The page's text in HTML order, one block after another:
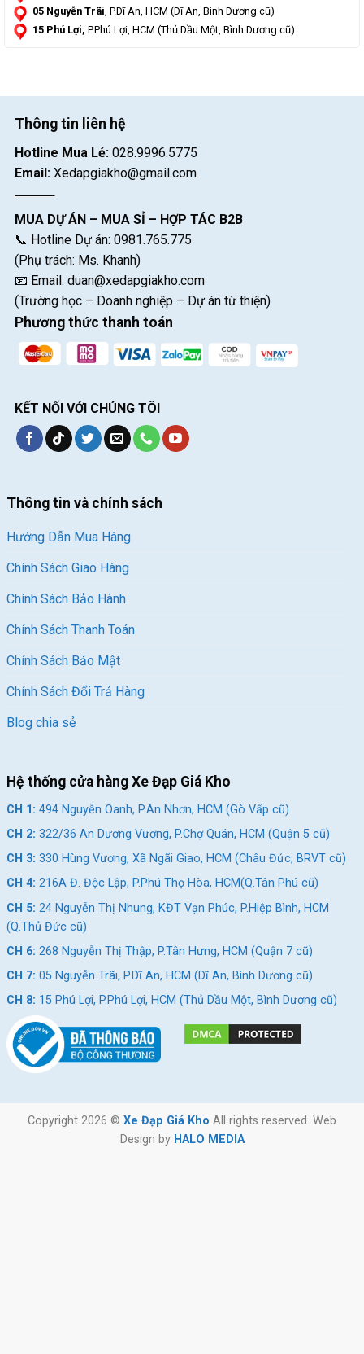
05 Nguyễn Trãi, P.Dĩ An, HCM (Dĩ An, Bình Dương cũ)
15 Phú Lợi, P.Phú Lợi, HCM (Thủ Dầu Một, Bình Dương cũ)
Thông tin liên hệ
Hotline Mua Lẻ: 028.9996.5775
Email: Xedapgiakho@gmail.com
MUA DỰ ÁN – MUA SỈ – HỢP TÁC B2B
📞 Hotline Dự án: 0981.765.775
(Phụ trách: Ms. Khanh)
📧 Email: duan@xedapgiakho.com
(Trường học – Doanh nghiệp – Dự án từ thiện)
Phương thức thanh toán
KẾT NỐI VỚI CHÚNG TÔI
Thông tin và chính sách
Hướng Dẫn Mua Hàng
Chính Sách Giao Hàng
Chính Sách Bảo Hành
Chính Sách Thanh Toán
Chính Sách Bảo Mật
Chính Sách Đổi Trả Hàng
Blog chia sẻ
Hệ thống cửa hàng Xe Đạp Giá Kho
CH 1: 494 Nguyễn Oanh, P.An Nhơn, HCM (Gò Vấp cũ)
CH 2: 322/36 An Dương Vương, P.Chợ Quán, HCM (Quận 5 cũ)
CH 3: 330 Hùng Vương, Xã Ngãi Giao, HCM (Châu Đức, BRVT cũ)
CH 4: 216A Đ. Độc Lập, P.Phú Thọ Hòa, HCM(Q.Tân Phú cũ)
CH 5: 24 Nguyễn Thị Nhung, KĐT Vạn Phúc, P.Hiệp Bình, HCM
(Q.Thủ Đức cũ)
CH 6: 268 Nguyễn Thị Thập, P.Tân Hưng, HCM (Quận 7 cũ)
CH 7: 05 Nguyễn Trãi, P.Dĩ An, HCM (Dĩ An, Bình Dương cũ)
CH 8: 15 Phú Lợi, P.Phú Lợi, HCM (Thủ Dầu Một, Bình Dương cũ)
Copyright 2026 © Xe Đạp Giá Kho All rights reserved. Web
Design by HALO MEDIA